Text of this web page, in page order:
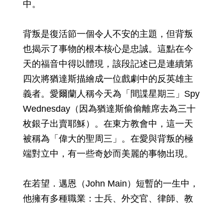
中。
背叛是復活節一個令人不安的主題，但背叛
也揭示了事物的根本核心是忠誠。這點在今
天的福音中得以體現，該段記述已是連續第
四次將猶達斯描繪成一位戲劇中的反英雄主
義者。愛爾蘭人稱今天為「間諜星期三」Spy
Wednesday（因為猶達斯偷偷離席去為三十
枚銀子出賣耶穌）。在東方教會中，這一天
被稱為「偉大的聖周三」。在愛與背叛的極
端對立中，有一些奇妙而美麗的事物出現。
在若望．邁恩（John Main）短暫的一生中，
他擁有多種職業：士兵、外交官、律師、教